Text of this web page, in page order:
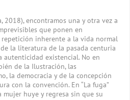
2018), encontramos una y otra vez a
que ponen en
inherente a la vida normal
la literatura de la pasada centuria
existencial. No en
de la Ilustración, las
la democracia y de la concepción
con la convención. En “La fuga”
mujer huye y regresa sin que su